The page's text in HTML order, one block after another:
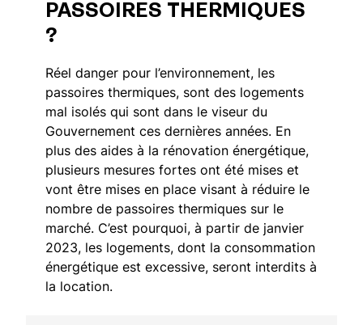
PASSOIRES THERMIQUES
?
Réel danger pour l’environnement, les
passoires thermiques, sont des logements
mal isolés qui sont dans le viseur du
Gouvernement ces dernières années. En
plus des aides à la rénovation énergétique,
plusieurs mesures fortes ont été mises et
vont être mises en place visant à réduire le
nombre de passoires thermiques sur le
marché. C’est pourquoi, à partir de janvier
2023, les logements, dont la consommation
énergétique est excessive, seront interdits à
la location.